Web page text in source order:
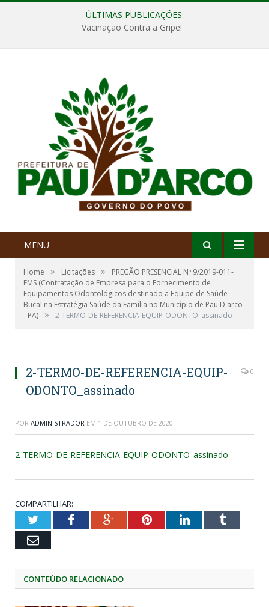
ÚLTIMAS PUBLICAÇÕES:
Vacinação Contra a Gripe!
MENU
Home » Licitações »
PREGÃO PRESENCIAL Nº 9/2019-011-
FMS (Contratação de Empresa para o Fornecimento de
Equipamentos Odontológicos destinado a Equipe de Saúde
Bucal na Estratégia Saúde da Família no Município de Pau D'arco
- PA) » 2-TERMO-DE-REFERENCIA-EQUIP-ODONTO_assinado
2-TERMO-DE-REFERENCIA-EQUIP-
ODONTO_assinado
0
POR ADMINISTRADOR EM 1 DE OUTUBRO DE 2020
2-TERMO-DE-REFERENCIA-EQUIP-ODONTO_assinado
COMPARTILHAR:
TwitterFacebookGoogle+PinterestLinkedInTumblr
Email
CONTEÚDO RELACIONADO